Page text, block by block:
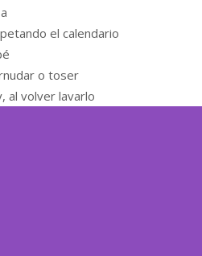
el calendario
o toser
al volver lavarlo